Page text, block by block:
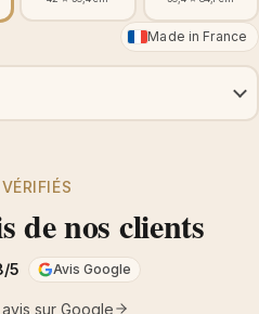
Made in France
de nos clients
5 Avis Google
sur Google